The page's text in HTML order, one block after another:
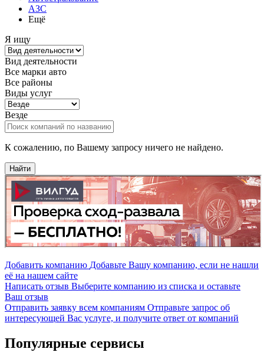
АЗС
Ещё
Я ищу
Вид деятельности
Все марки авто
Все районы
Виды услуг
Везде
К сожалению, по Вашему запросу ничего не найдено.
Найти
Добавить компанию Добавьте Вашу компанию, если не нашли
её на нашем сайте
Написать отзыв Выберите компанию из списка и оставьте
Ваш отзыв
Отправить заявку всем компаниям Отправьте запрос об
интересующей Вас услуге, и получите ответ от компаний
Популярные сервисы